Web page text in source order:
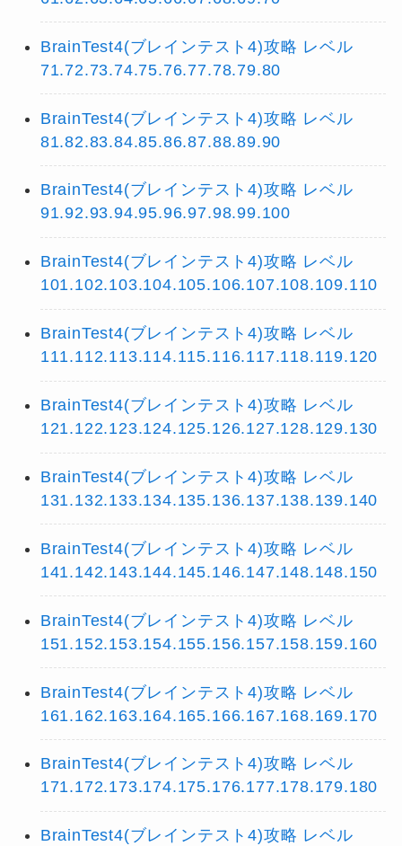
BrainTest4(ブレインテスト4)攻略 レベル
71.72.73.74.75.76.77.78.79.80
BrainTest4(ブレインテスト4)攻略 レベル
81.82.83.84.85.86.87.88.89.90
BrainTest4(ブレインテスト4)攻略 レベル
91.92.93.94.95.96.97.98.99.100
BrainTest4(ブレインテスト4)攻略 レベル
101.102.103.104.105.106.107.108.109.110
BrainTest4(ブレインテスト4)攻略 レベル
111.112.113.114.115.116.117.118.119.120
BrainTest4(ブレインテスト4)攻略 レベル
121.122.123.124.125.126.127.128.129.130
BrainTest4(ブレインテスト4)攻略 レベル
131.132.133.134.135.136.137.138.139.140
BrainTest4(ブレインテスト4)攻略 レベル
141.142.143.144.145.146.147.148.148.150
BrainTest4(ブレインテスト4)攻略 レベル
151.152.153.154.155.156.157.158.159.160
BrainTest4(ブレインテスト4)攻略 レベル
161.162.163.164.165.166.167.168.169.170
BrainTest4(ブレインテスト4)攻略 レベル
171.172.173.174.175.176.177.178.179.180
BrainTest4(ブレインテスト4)攻略 レベル